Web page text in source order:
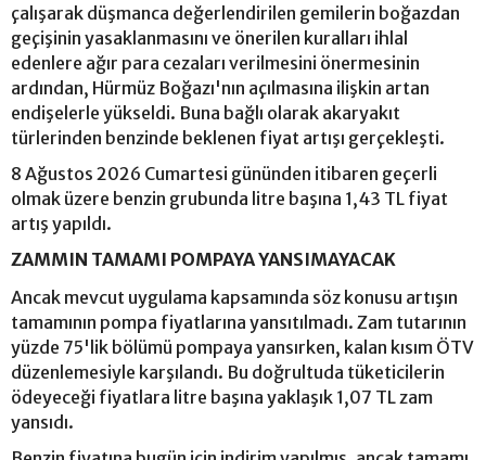
çalışarak düşmanca değerlendirilen gemilerin boğazdan
geçişinin yasaklanmasını ve önerilen kuralları ihlal
edenlere ağır para cezaları verilmesini önermesinin
ardından, Hürmüz Boğazı'nın açılmasına ilişkin artan
endişelerle yükseldi. Buna bağlı olarak akaryakıt
türlerinden benzinde beklenen fiyat artışı gerçekleşti.
8 Ağustos 2026 Cumartesi gününden itibaren geçerli
olmak üzere benzin grubunda litre başına 1,43 TL fiyat
artış yapıldı.
ZAMMIN TAMAMI POMPAYA YANSIMAYACAK
Ancak mevcut uygulama kapsamında söz konusu artışın
tamamının pompa fiyatlarına yansıtılmadı. Zam tutarının
yüzde 75'lik bölümü pompaya yansırken, kalan kısım ÖTV
düzenlemesiyle karşılandı. Bu doğrultuda tüketicilerin
ödeyeceği fiyatlara litre başına yaklaşık 1,07 TL zam
yansıdı.